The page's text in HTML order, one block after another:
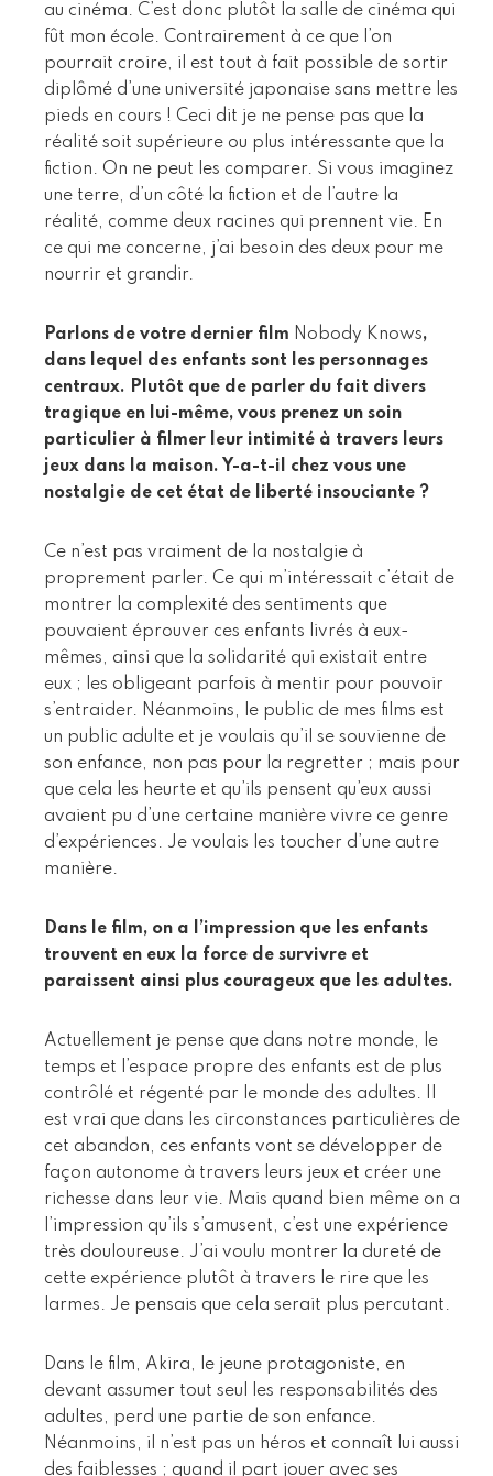
au cinéma. C’est donc plutôt la salle de cinéma qui
fût mon école. Contrairement à ce que l’on
pourrait croire, il est tout à fait possible de sortir
diplômé d’une université japonaise sans mettre les
pieds en cours ! Ceci dit je ne pense pas que la
réalité soit supérieure ou plus intéressante que la
fiction. On ne peut les comparer. Si vous imaginez
une terre, d’un côté la fiction et de l’autre la
réalité, comme deux racines qui prennent vie. En
ce qui me concerne, j’ai besoin des deux pour me
nourrir et grandir.
Parlons de votre dernier film Nobody Knows,
dans lequel des enfants sont les personnages
centraux. Plutôt que de parler du fait divers
tragique en lui-même, vous prenez un soin
particulier à filmer leur intimité à travers leurs
jeux dans la maison. Y-a-t-il chez vous une
nostalgie de cet état de liberté insouciante ?
Ce n’est pas vraiment de la nostalgie à
proprement parler. Ce qui m’intéressait c’était de
montrer la complexité des sentiments que
pouvaient éprouver ces enfants livrés à eux-
mêmes, ainsi que la solidarité qui existait entre
eux ; les obligeant parfois à mentir pour pouvoir
s’entraider. Néanmoins, le public de mes films est
un public adulte et je voulais qu’il se souvienne de
son enfance, non pas pour la regretter ; mais pour
que cela les heurte et qu’ils pensent qu’eux aussi
avaient pu d’une certaine manière vivre ce genre
d’expériences. Je voulais les toucher d’une autre
manière.
Dans le film, on a l’impression que les enfants
trouvent en eux la force de survivre et
paraissent ainsi plus courageux que les adultes.
Actuellement je pense que dans notre monde, le
temps et l’espace propre des enfants est de plus
contrôlé et régenté par le monde des adultes. Il
est vrai que dans les circonstances particulières de
cet abandon, ces enfants vont se développer de
façon autonome à travers leurs jeux et créer une
richesse dans leur vie. Mais quand bien même on a
l’impression qu’ils s’amusent, c’est une expérience
très douloureuse. J’ai voulu montrer la dureté de
cette expérience plutôt à travers le rire que les
larmes. Je pensais que cela serait plus percutant.
Dans le film, Akira, le jeune protagoniste, en
devant assumer tout seul les responsabilités des
adultes, perd une partie de son enfance.
Néanmoins, il n’est pas un héros et connaît lui aussi
des faiblesses ; quand il part jouer avec ses